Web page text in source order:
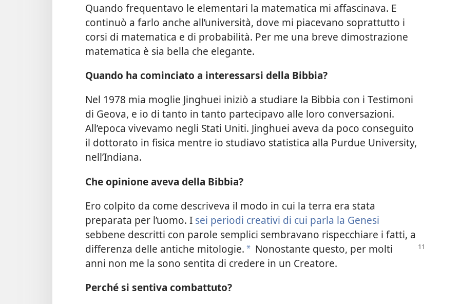
Quando frequentavo le elementari la matematica mi affascinava. E
continuò a farlo anche all’università, dove mi piacevano soprattutto i
corsi di matematica e di probabilità. Per me una breve dimostrazione
matematica è sia bella che elegante.
Quando ha cominciato a interessarsi della Bibbia?
Nel 1978 mia moglie Jinghuei iniziò a studiare la Bibbia con i Testimoni
di Geova, e io di tanto in tanto partecipavo alle loro conversazioni.
All’epoca vivevamo negli Stati Uniti. Jinghuei aveva da poco conseguito
il dottorato in fisica mentre io studiavo statistica alla Purdue University,
nell’Indiana.
Che opinione aveva della Bibbia?
Ero colpito da come descriveva il modo in cui la terra era stata
preparata per l’uomo. I sei periodi creativi di cui parla la Genesi
sebbene descritti con parole semplici sembravano rispecchiare i fatti, a
differenza delle antiche mitologie. * Nonostante questo, per molti
anni non me la sono sentita di credere in un Creatore.
Perché si sentiva combattuto?